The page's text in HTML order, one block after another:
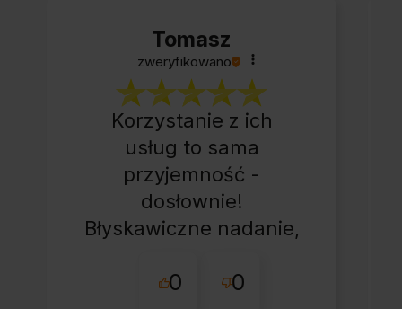
Tomasz
zweryfikowano
Korzystanie z ich
usług to sama
przyjemność -
dosłownie!
Błyskawiczne nadanie,
starannie
0 0